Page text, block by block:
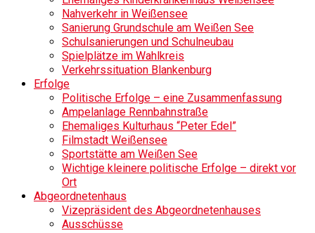
Nahverkehr in Weißensee
Sanierung Grundschule am Weißen See
Schulsanierungen und Schulneubau
Spielplätze im Wahlkreis
Verkehrssituation Blankenburg
Erfolge
Politische Erfolge – eine Zusammenfassung
Ampelanlage Rennbahnstraße
Ehemaliges Kulturhaus “Peter Edel”
Filmstadt Weißensee
Sportstätte am Weißen See
Wichtige kleinere politische Erfolge – direkt vor
Ort
Abgeordnetenhaus
Vizepräsident des Abgeordnetenhauses
Ausschüsse